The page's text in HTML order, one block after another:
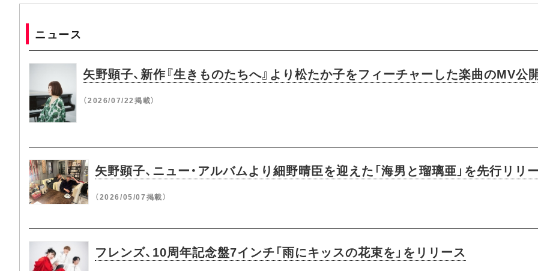
ニュース
矢野顕子、新作『生きものたちへ』より松たか子をフィーチャーした楽曲のMV
（2026/07/22掲載）
矢野顕子、ニュー・アルバムより細野晴臣を迎えた「海男と瑠璃亜」を先行リ
（2026/05/07掲載）
フレンズ、10周年記念盤7インチ「雨にキッスの花束を」をリリース